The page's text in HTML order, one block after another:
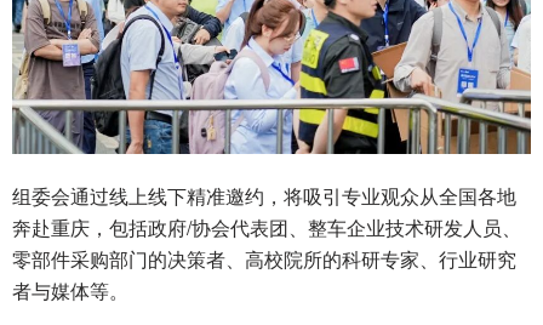
组委会通过线上线下精准邀约，将吸引专业观众从全国各地
奔赴重庆，包括政府/协会代表团、整车企业技术研发人员、
零部件采购部门的决策者、高校院所的科研专家、行业研究
者与媒体等。